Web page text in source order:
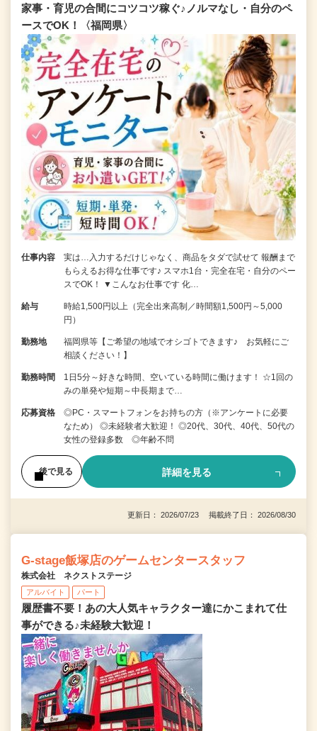
家事・育児の合間にコツコツ稼ぐ♪ノルマなし・自分のペ
ースでOK！〈福岡県〉
仕事内容
実は…入力するだけじゃなく、商品をタダで試せて 報酬まで
もらえるお得な仕事です♪ スマホ1台・完全在宅・自分のペー
スでOK！ ▼こんなお仕事です 化…
給与
時給1,500円以上（完全出来高制／時間額1,500円～5,000
円）
勤務地
福岡県等【ご希望の地域でオシゴトできます♪ お気軽にご
相談ください！】
勤務時間
1日5分～好きな時間、空いている時間に働けます！ ☆1回の
みの単発や短期～中長期まで…
応募資格
◎PC・スマートフォンをお持ちの方（※アンケートに必要
なため） ◎未経験者大歓迎！ ◎20代、30代、40代、50代の
女性の登録多数 ◎年齢不問
後で見る 詳細を見る
更新日： 2026/07/23 掲載終了日： 2026/08/30
G-stage飯塚店のゲームセンタースタッフ
株式会社 ネクストステージ
アルバイト パート
履歴書不要！あの大人気キャラクター達にかこまれて仕
事ができる♪未経験大歓迎！